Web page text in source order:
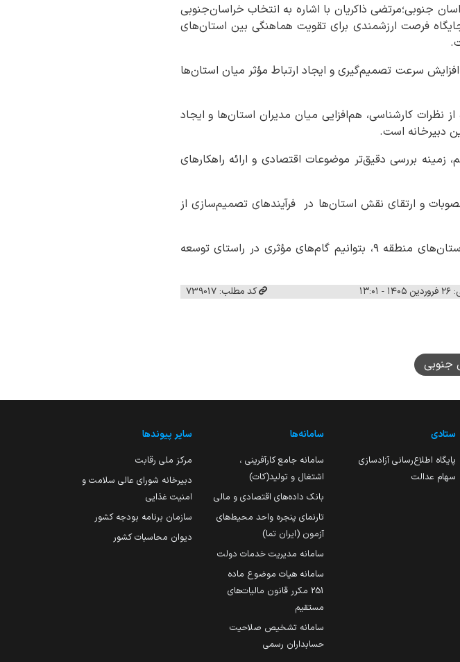
جنوبی؛مرتضی ذاکریان با اشاره به انتخاب خراسان‌جنوبی
کرد: این جایگاه فرصت ارزشمندی برای تقویت هماهنگی بین استان‌های
دیدگاه‌ها، افزایش سرعت تصمیم‌گیری و ایجاد ارتباط مؤثر میان استان‌ها
نظرات کارشناسی، هم‌افزایی میان مدیران استان‌ها و ایجاد
دبیرخانه است.
بررسی دقیق‌تر موضوعات اقتصادی و ارائه راهکارهای
و ارتقای نقش استان‌ها در فرآیندهای تصمیم‌سازی از
ذاکریان خاطرنشان کرد: امیدواریم با همکاری و همراهی تمامی استان‌های منطقه ۹، بتوانیم گام‌های مؤثری در راستای توسعه
کد مطلب: 739017
جنوبی
ستادی
پایگاه اطلاع‌رسانی آزادسازی
سهام عدالت
سامانه‌ها
سامانه جامع کارآفرینی ،
اشتغال و تولید(کات)
بانک داده‌های اقتصادی و مالی
تارنمای پنجره واحد محیط‌های
آزمون (ایران تما)
سامانه مدیریت خدمات دولت
سامانه هیات موضوع ماده
251 مکرر قانون مالیات‌های
مستقیم
سامانه تشخیص صلاحیت
حسابداران رسمی
سایر پیوندها
مرکز ملی رقابت
دبیرخانه شورای عالی سلامت و
امنیت غذایی
سازمان برنامه بودجه کشور
دیوان محاسبات کشور